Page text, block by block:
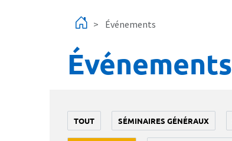
Événements
Événements
TOUT SÉMINAIRES GÉNÉRAUX